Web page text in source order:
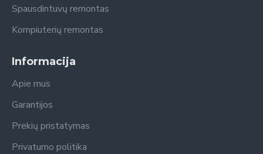
Spausdintuvų remontas
Kompiuterių remontas
Informacija
Apie mus
Garantijos
Prekių pristatymas
Privatumo politika